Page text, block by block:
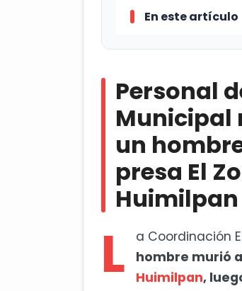
En este artículo
Huimilpan
Funcionarios de
cívico
Personal
Municipal
un
presa El
Huimilpan
L a Coordinación
hombre murió
Huimilpan,